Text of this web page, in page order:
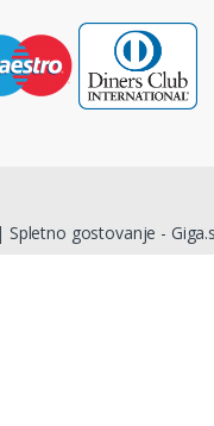
| Spletno gostovanje -